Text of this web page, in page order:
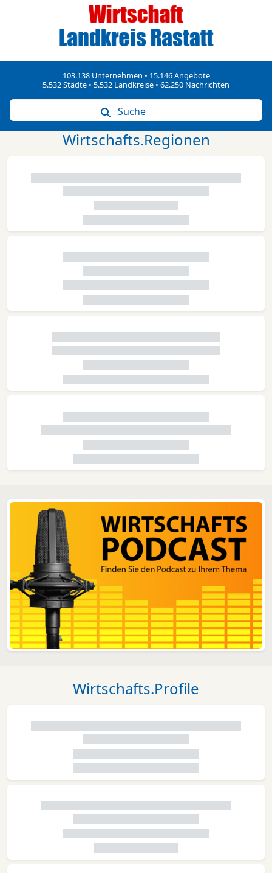
103.138 Unternehmen • 15.146 Angebote
5.532 Städte • 5.532 Landkreise • 62.250 Nachrichten
Suche
Wirtschafts.Regionen
Wirtschafts.Profile